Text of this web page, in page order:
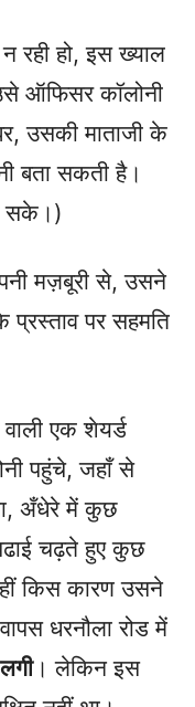
रही हो, इस ख्याल
ऑफिसर कॉलोनी
उसकी माताजी के
बता सकती है।
सके।)
मज़बूरी से, उसने
प्रस्ताव पर सहमति
एक शेयर्ड
पहुंचे, जहाँ से
अँधेरे में कुछ
चढ़ते हुए कुछ
किस कारण उसने
धरनौला रोड में
। लेकिन इस